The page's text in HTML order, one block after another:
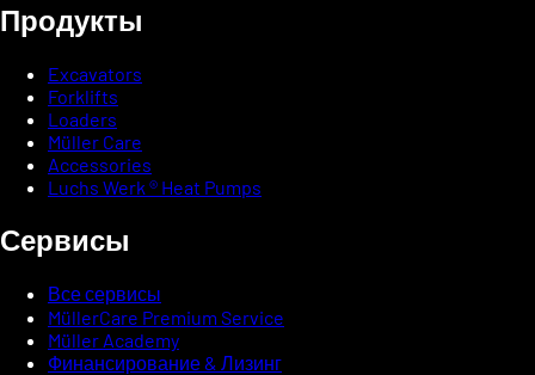
Продукты
Excavators
Forklifts
Loaders
Müller Care
Accessories
Luchs Werk ® Heat Pumps
Сервисы
Все сервисы
MüllerCare Premium Service
Müller Academy
Финансирование & Лизинг